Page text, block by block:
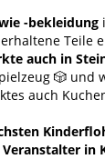
-bekleidung
auch in
🎲
auch
in